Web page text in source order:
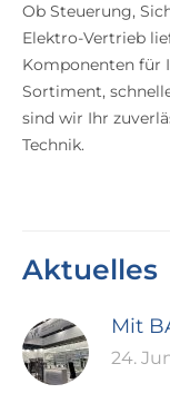
Ob Steuerung,
Elektro-Vertrieb
Komponenten für
Sortiment,
sind wir Ihr
Technik.
Aktuelles
Mit
24.